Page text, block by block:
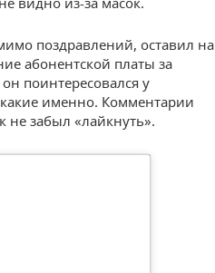
поздравлений, оставил на
абонентской платы за
поинтересовался у
именно. Комментарии
не забыл «лайкнуть».